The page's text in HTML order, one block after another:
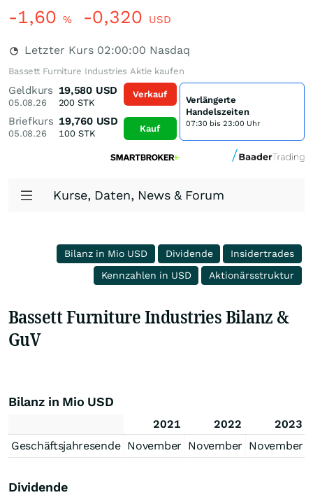
-1,60 % -0,320 USD
Letzter Kurs 02:00:00 Nasdaq
Bassett Furniture Industries Aktie kaufen
Geldkurs
05.08.26
19,580 USD
200 STK
Briefkurs
05.08.26
19,760 USD
100STK
Verkauf
Kauf
Verlängerte
Handelszeiten
07:30 bis 23:00 Uhr
Kurse, Daten, News & Forum
Bilanz in Mio USD Dividende
Insidertrades
Kennzahlen in USD
Aktionärsstruktur
Bassett Furniture Industries Bilanz &
GuV
Bilanz in Mio USD
2021 2022
2023
Geschäftsjahresende November November November
Dividende